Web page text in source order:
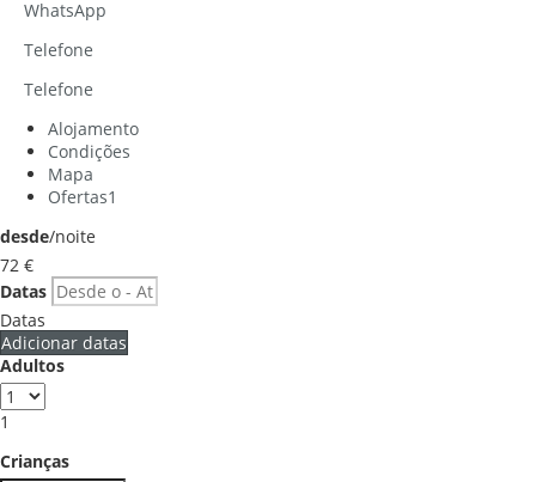
WhatsApp
Telefone
Telefone
Alojamento
Condições
Mapa
Ofertas1
desde/noite
72 €
Datas
Datas
Adicionar datas
Adultos
1
Crianças